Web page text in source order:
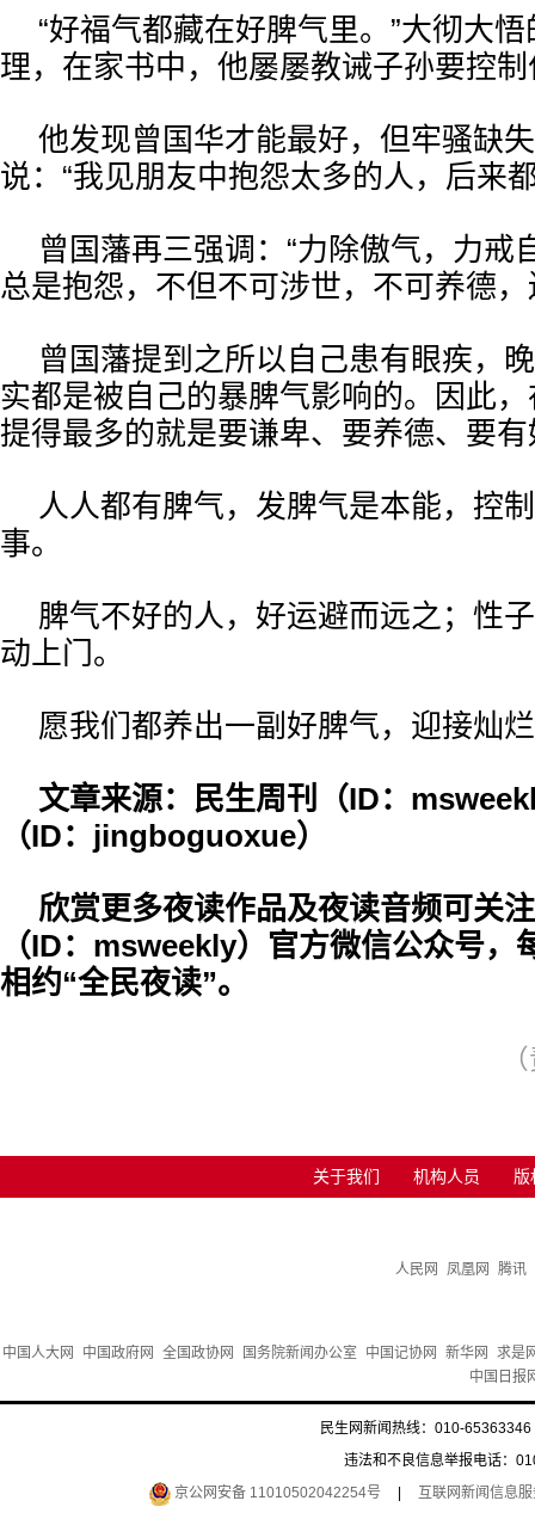
“好福气都藏在好脾气里。”大彻大
理，在家书中，他屡屡教诫子孙要控
他发现曾国华才能最好，但牢骚缺
说：“我见朋友中抱怨太多的人，后来
曾国藩再三强调：“力除傲气，力戒
总是抱怨，不但不可涉世，不可养德
曾国藩提到之所以自己患有眼疾，
实都是被自己的暴脾气影响的。因此
提得最多的就是要谦卑、要养德、要
人人都有脾气，发脾气是本能，控
事。
脾气不好的人，好运避而远之；性
动上门。
愿我们都养出一副好脾气，迎接灿
文章来源：民生周刊（ID：
（ID：jingboguoxue）
欣赏更多夜读作品及夜读音频可关
（ID：msweekly）官方微信公众号，
相约“全民夜读”。
关于我们 机构人员 版
人民网 凤凰网 腾讯
中国人大网 中国政府网 全国政协网 国务院新闻办公室 中国记协网 新华网
求是
中国日报
民生网新闻热线：010-
违法和不良信息举报电话：
京公网安备 11010502042254号
互联网新闻信息